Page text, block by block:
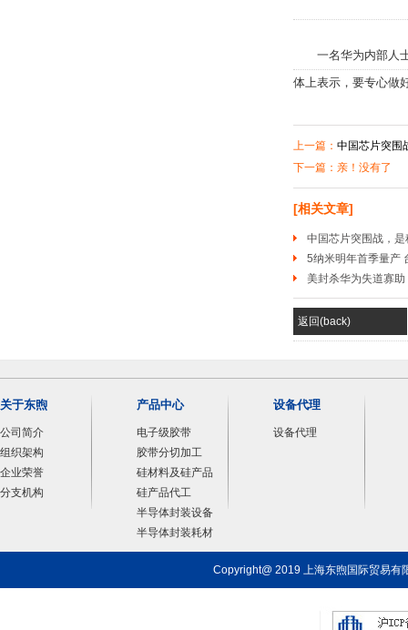
一名华为内部人士
体上表示，要专心做
上一篇： 中国芯片突围
下一篇：亲！没有了
[相关文章]
中国芯片突围战，
5纳米明年首季量产
美封杀华为失道寡
返回(back)
关于东煦
公司简介
组织架构
企业荣誉
分支机构
产品中心
电子级胶带
胶带分切加工
硅材料及硅产品
硅产品代工
半导体封装设备
半导体封装耗材
设备代理
设备代理
Copyright@ 2019 上海东煦国际贸易